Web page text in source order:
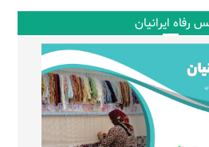
رفاه ایرانیان